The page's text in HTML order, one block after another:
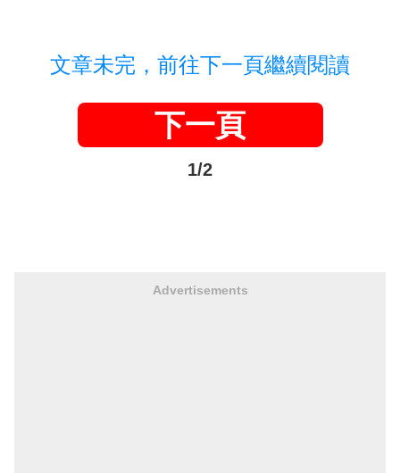
文章未完，前往下一頁繼續閱讀
下一頁
1/2
Advertisements